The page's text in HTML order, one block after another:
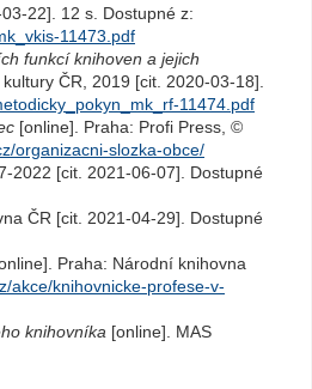
22]. 12 s. Dostupné z:
11473.pdf
funkcí knihoven a jejich
ČR, 2019 [cit. 2020-03-18].
11474.pdf
[online]. Praha: Profi Press, ©
organizacni-slozka-obce/
2022 [cit. 2021-06-07]. Dostupné
ČR [cit. 2021-04-29]. Dostupné
Praha: Národní knihovna
akce/knihovnicke-profese-v-
knihovníka [online]. MAS